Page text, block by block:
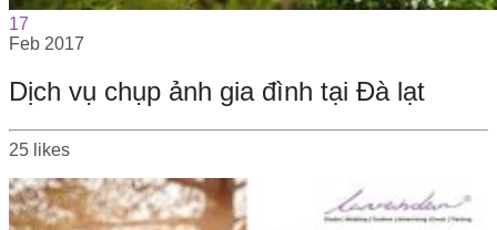
17
Feb 2017
Dịch vụ chụp ảnh gia đình tại Đà lạt
25 likes